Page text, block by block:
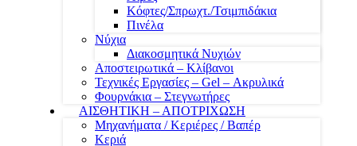
Κόφτες/Σπρωχτ./Τσιμπιδάκια
Πινέλα
Νύχια
Διακοσμητικά Νυχιών
Αποστειρωτικά – Κλίβανοι
Τεχνικές Εργασίες – Gel – Ακρυλικά
Φουρνάκια – Στεγνωτήρες
ΑΙΣΘΗΤΙΚΗ – ΑΠΟΤΡΙΧΩΣΗ
Μηχανήματα / Κεριέρες / Βαπέρ
Κεριά